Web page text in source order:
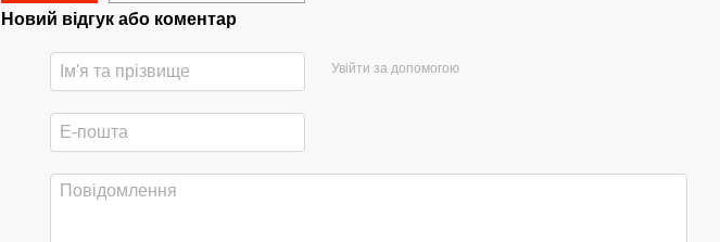
Новий відгук або коментар
Увійти за допомогою